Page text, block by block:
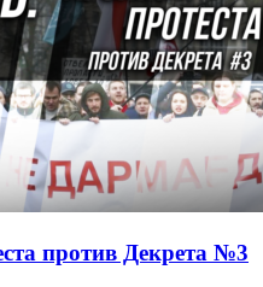
против Декрета №3